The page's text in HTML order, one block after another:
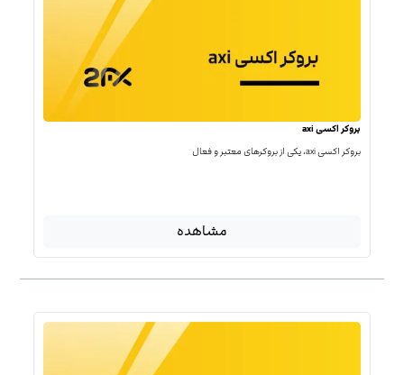
بروکر اکسی axi
بروکر اکسی axi، یکی از بروکرهای معتبر و فعال
مشاهده